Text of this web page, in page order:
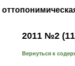
2011 №2
Вернуться к